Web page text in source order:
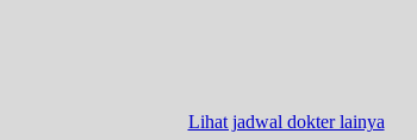
Lihat jadwal dokter lainya